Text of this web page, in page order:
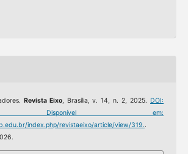
Revista Eixo, Brasília, v. 14, n. 2, 2025. DOI:
em:
index.php/revistaeixo/article/view/319..